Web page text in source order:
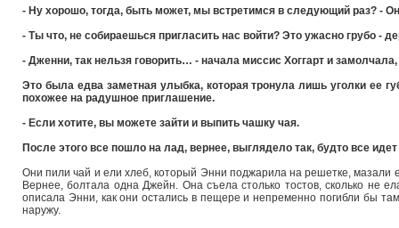
- Ну хорошо, тогда, быть может, мы встретимся в следующий раз? -
- Ты что, не собираешься пригласить нас войти? Это ужасно грубо -
- Дженни, так нельзя говорить… - начала миссис Хоггарт и
Это была едва заметная улыбка, которая тронула лишь уголки ее
похожее на радушное приглашение.
- Если хотите, вы можете зайти и выпить чашку чая.
После этого все пошло на лад, вернее, выглядело так, будто все
Они пили чай и ели хлеб, который Энни поджарила на решетке, мазали
Вернее, болтала одна Джейн. Она съела столько тостов, сколько не
описала Энни, как они остались в пещере и непременно погибли бы
наружу.